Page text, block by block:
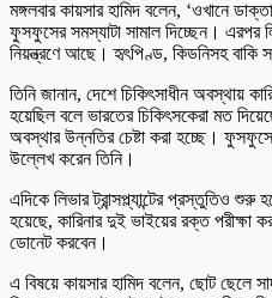
মঙ্গলবার কায়সার হামিদ বলেন, ‘ওখানে
ফুসফুসের সমস্যাটা সামাল দিচ্ছেন। এরপর
নিয়ন্ত্রণে আছে। হৃৎপিণ্ড, কিডনিসহ বাকি
তিনি জানান, দেশে চিকিৎসাধীন অবস্থায়
হয়েছিল বলে ভারতের চিকিৎসকেরা মত
অবস্থার উন্নতির চেষ্টা করা হচ্ছে।
উল্লেখ করেন তিনি।
এদিকে লিভার ট্রান্সপ্ল্যান্টের প্রস্তুতিও শুরু
হয়েছে, কারিনার দুই ভাইয়ের রক্ত পরীক্ষা
ডোনেট করবেন।
এ বিষয়ে কায়সার হামিদ বলেন, ছোট ছেলে